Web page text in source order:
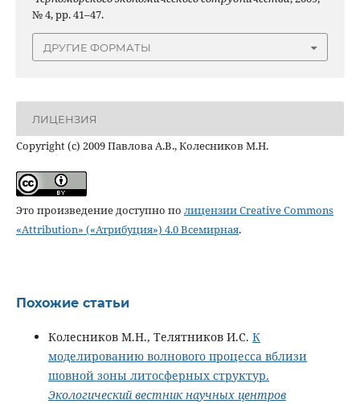
№ 4, pp. 41–47.
ДРУГИЕ ФОРМАТЫ
ЛИЦЕНЗИЯ
Copyright (c) 2009 Павлова А.В., Колесников М.Н.
Это произведение доступно по лицензии Creative Commons
«Attribution» («Атрибуция») 4.0 Всемирная.
Похожие статьи
Колесников М.Н., Телятников И.С. К
моделированию волнового процесса вблизи
шовной зоны литосферных структур.
Экологический вестник научных центров